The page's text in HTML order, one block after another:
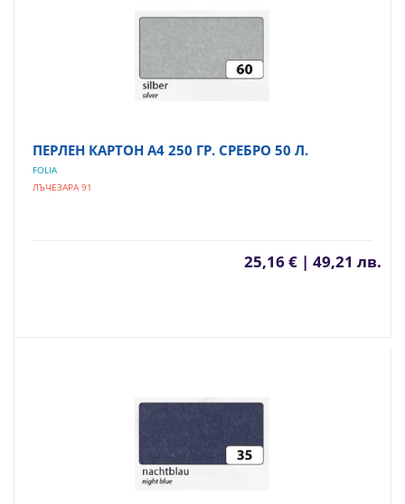
ПЕРЛЕН КАРТОН А4 250 ГР. СРЕБРО 50 Л.
FOLIA
ЛЪЧЕЗАРА 91
25,16 € | 49,21 лв.